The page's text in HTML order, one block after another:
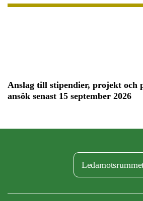
Anslag till stipendier, projekt och
ansök senast 15 september 2026